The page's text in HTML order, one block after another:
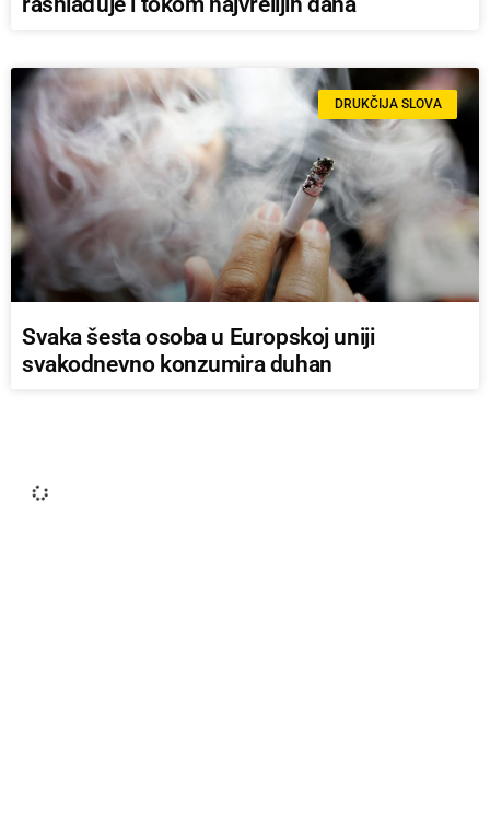
DRUKČIJA SLOVA
Svaka šesta osoba u Europskoj uniji
svakodnevno konzumira duhan